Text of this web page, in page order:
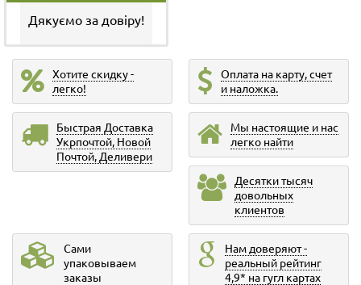
Дякуємо за довіру!
Хотите скидку -
легко!
Оплата на карту, счет
и наложка.
Быстрая Доставка
Укрпочтой, Новой
Почтой, Деливери
Мы настоящие и нас
легко найти
Десятки тысяч
довольных
клиентов
Сами
упаковываем
заказы
Нам доверяют -
реальный рейтинг
4,9* на гугл картах